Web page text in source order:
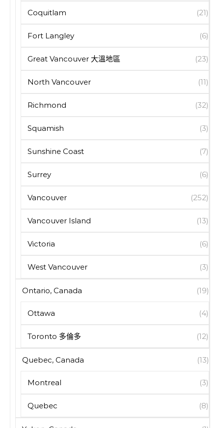
Coquitlam (21)
Fort Langley (6)
Great Vancouver 大溫地區 (23)
North Vancouver (11)
Richmond (32)
Squamish (3)
Sunshine Coast (7)
Surrey (6)
Vancouver (252)
Vancouver Island (13)
Victoria (6)
West Vancouver (3)
Ontario, Canada (19)
Ottawa (4)
Toronto 多倫多 (12)
Quebec, Canada (13)
Montreal (3)
Quebec (8)